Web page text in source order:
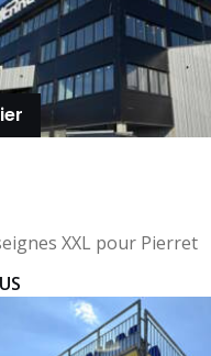
XXL pour Pierret